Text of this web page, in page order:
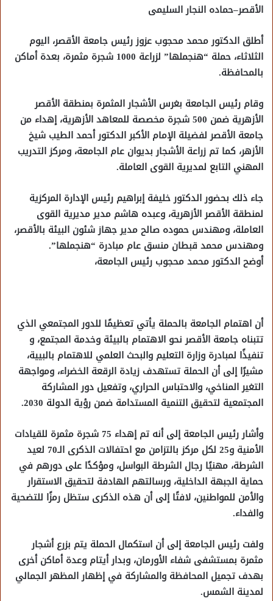
الأقصر–حماده النجار السليمى
أطلق الدكتور محمد محجوب عزوز رئيس جامعة الأقصر، اليوم
الثلاثاء، حملة “هنجملها” لزراعة 1000 شجرة مثمرة، بعدة أماكن
بالمحافظة.
وقام رئيس الجامعة بغرس الأشجار المثمرة بمنطقة الأقصر
الأزهرية ضمن 500 شجرة مخصصة للمعاهد الأزهرية، إهداء من
جامعة الأقصر لفضيلة الإمام الأكبر الدكتور أحمد الطيب شيخ
الأزهر، كما تم زراعة الأشجار بديوان عام الجامعة، ومركز التدريب
المهني التابع لمديرية القوى العاملة.
جاء ذلك بحضور الدكتور خليفة إبراهيم رئيس الإدارة المركزية
لمنطقة الأقصر الأزهرية، وعبده هاشم مدير مديرية القوى
العاملة، ومهندس حموده صالح مدير جهاز شئون البيئة بالأقصر،
ومهندس محمد قبطان منسق عام مبادرة “هنجملها”.
أوضح الدكتور محمد محجوب رئيس الجامعة،
أن اهتمام الجامعة بالحملة يأتي تعظيمًا للدور المجتمعي الذي
تتبناه جامعة الأقصر نحو الاهتمام بالبيئة وخدمة المجتمع، و
تنفيذًا لمبادرة وزارة التعليم والبحث العلمي للاهتمام بالبيية،
مشيرًا إلى أن الحملة تستهدف زيادة الرقعة الخضراء، ومواجهة
التغير المناخي، والاحتباس الحراري، وتفعيل دور المشاركة
المجتمعية لتحقيق التنمية المستدامة ضمن رؤية الدولة 2030.
وأشار رئيس الجامعة إلى أنه تم إهداء 75 شجرة مثمرة للقيادات
الأمنية و25 لكل مركز بالتزامن مع احتفالات الذكرى الـ70 لعيد
الشرطة، مهنيًا رجال الشرطة البواسل، ومؤكدًا على دورهم في
حماية الجبهة الداخلية، ورسالتهم الهادفة لتحقيق الاستقرار
والأمن للمواطنين، لافتًا إلى أن هذه الذكرى ستظل رمزًا للتضحية
والفداء.
ولفت رئيس الجامعة إلى أن استكمال الحملة يتم بزرع أشجار
مثمرة بمستشفى شفاء الأورمان، وبدار أيتام وعدة أماكن أخرى
بهدف تجميل المحافظة والمشاركة في إظهار المظهر الجمالي
لمدينة الشمس.